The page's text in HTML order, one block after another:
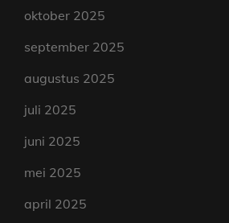
oktober 2025
september 2025
augustus 2025
juli 2025
juni 2025
mei 2025
april 2025